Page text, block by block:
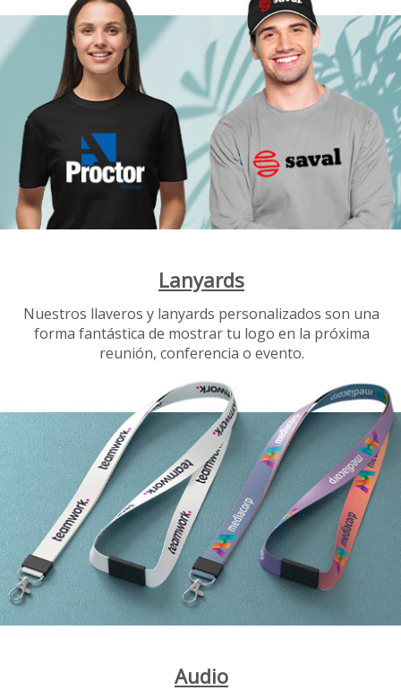
Lanyards
Nuestros llaveros y lanyards personalizados son una
forma fantástica de mostrar tu logo en la próxima
reunión, conferencia o evento.
Audio